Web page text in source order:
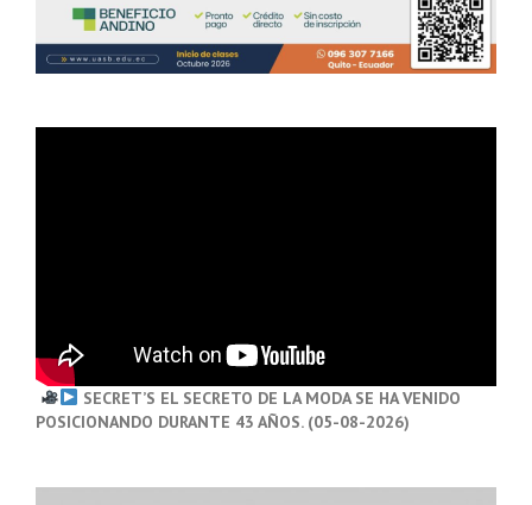
SECRET’S EL SECRETO DE LA MODA SE HA VENIDO
POSICIONANDO DURANTE 43 AÑOS. (05-08-2026)